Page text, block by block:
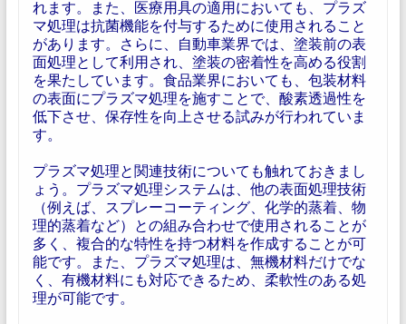
れます。また、医療用具の適用においても、プラズ
マ処理は抗菌機能を付与するために使用されること
があります。さらに、自動車業界では、塗装前の表
面処理として利用され、塗装の密着性を高める役割
を果たしています。食品業界においても、包装材料
の表面にプラズマ処理を施すことで、酸素透過性を
低下させ、保存性を向上させる試みが行われていま
す。
プラズマ処理と関連技術についても触れておきまし
ょう。プラズマ処理システムは、他の表面処理技術
（例えば、スプレーコーティング、化学的蒸着、物
理的蒸着など）との組み合わせで使用されることが
多く、複合的な特性を持つ材料を作成することが可
能です。また、プラズマ処理は、無機材料だけでな
く、有機材料にも対応できるため、柔軟性のある処
理が可能です。